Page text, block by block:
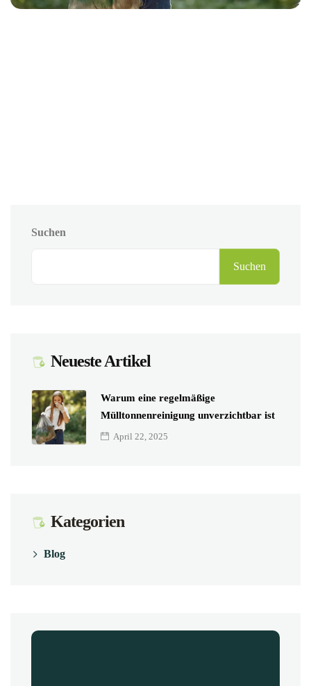
Suchen
Suchen
Neueste Artikel
Warum eine regelmäßige
Mülltonnenreinigung unverzichtbar ist
April 22, 2025
Kategorien
Blog